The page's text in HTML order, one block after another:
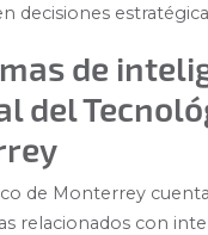
decisiones
de
del
de Monterrey
relacionados con